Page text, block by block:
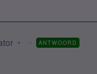
ANTWOORD